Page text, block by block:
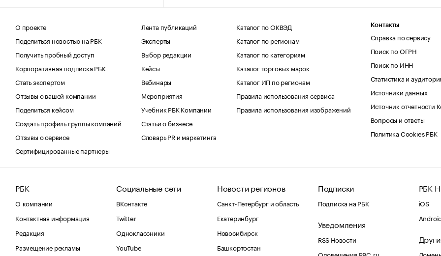
О проекте
Поделиться новостью на РБК
Получить пробный доступ
Корпоративная подписка РБК
Стать экспертом
Отзывы о вашей компании
Поделиться кейсом
Создать профиль группы компаний
Отзывы о сервисе
Сертифицированные партнеры
Лента публикаций
Эксперты
Выбор редакции
Кейсы
Вебинары
Мероприятия
Учебник РБК Компании
Статьи о бизнесе
Словарь PR и маркетинга
Каталог по ОКВЭД
Каталог по регионам
Каталог по категориям
Каталог торговых марок
Каталог ИП по регионам
Правила использования сервиса
Правила использования изображений
Контакты
Справка по сервису
Поиск по ОГРН
Поиск по ИНН
Статистика и
Источники данных
Источник отчетности
Вопросы и ответы
Политика Cookies РБК
РБК
О компании
Контактная информация
Редакция
Размещение рекламы
Социальные сети
ВКонтакте
Twitter
Одноклассники
YouTube
Новости регионов
Санкт-Петербург и область
Екатеринбург
Новосибирск
Башкортостан
Подписки
Подписка на РБК
Уведомления
RSS Новости
Оповещения RBC.ru
РБК
iOS